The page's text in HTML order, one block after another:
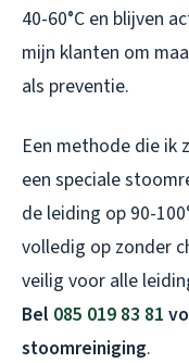
40-60°C en blijven
mijn klanten om
als preventie.
Een methode die ik
een speciale
de leiding op 90-
volledig op zonder
veilig voor alle
Bel 085 019 83 81
stoomreiniging.